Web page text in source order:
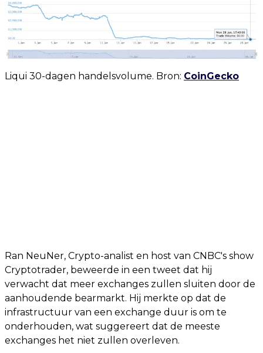
Liqui 30-dagen handelsvolume. Bron: CoinGecko
Ran NeuNer, Crypto-analist en host van CNBC's show
Cryptotrader, beweerde in een tweet dat hij
verwacht dat meer exchanges zullen sluiten door de
aanhoudende bearmarkt. Hij merkte op dat de
infrastructuur van een exchange duur is om te
onderhouden, wat suggereert dat de meeste
exchanges het niet zullen overleven.